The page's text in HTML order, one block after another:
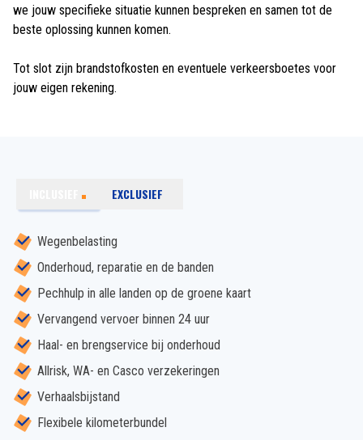
we jouw specifieke situatie kunnen bespreken en samen tot de
beste oplossing kunnen komen.
Tot slot zijn brandstofkosten en eventuele verkeersboetes voor
jouw eigen rekening.
EXCLUSIEF
Wegenbelasting
Onderhoud, reparatie en de banden
Pechhulp in alle landen op de groene kaart
Vervangend vervoer binnen 24 uur
Haal- en brengservice bij onderhoud
Allrisk, WA- en Casco verzekeringen
Verhaalsbijstand
Flexibele kilometerbundel